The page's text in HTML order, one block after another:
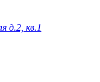
д.2, кв.1